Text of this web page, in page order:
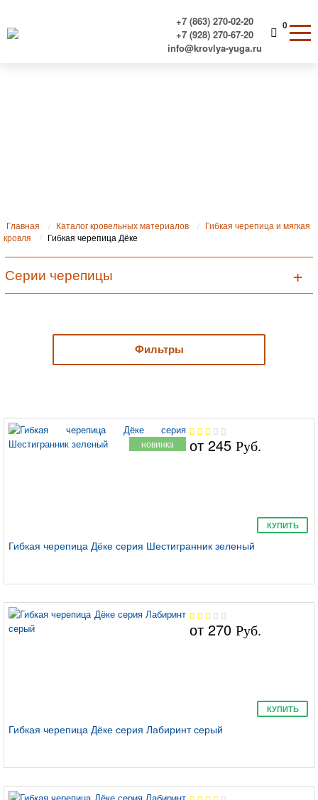
+7 (863) 270-02-20
+7 (928) 270-67-20
info@krovlya-yuga.ru
0
Главная Каталог кровельных материалов
Гибкая черепица и мягкая
кровля
Гибкая черепица Дёке
Серии черепицы
Шеффилд
Ницца
Цюрих
Фильтры
новинка от245 Руб.
КУПИТЬ
Гибкая черепица Дёке серия Шестигранник зеленый
от270 Руб.
КУПИТЬ
Гибкая черепица Дёке серия Лабиринт серый